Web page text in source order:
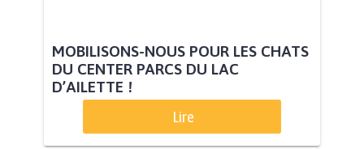
MOBILISONS-NOUS POUR LES CHATS
DU CENTER PARCS DU LAC
D’AILETTE !
Lire